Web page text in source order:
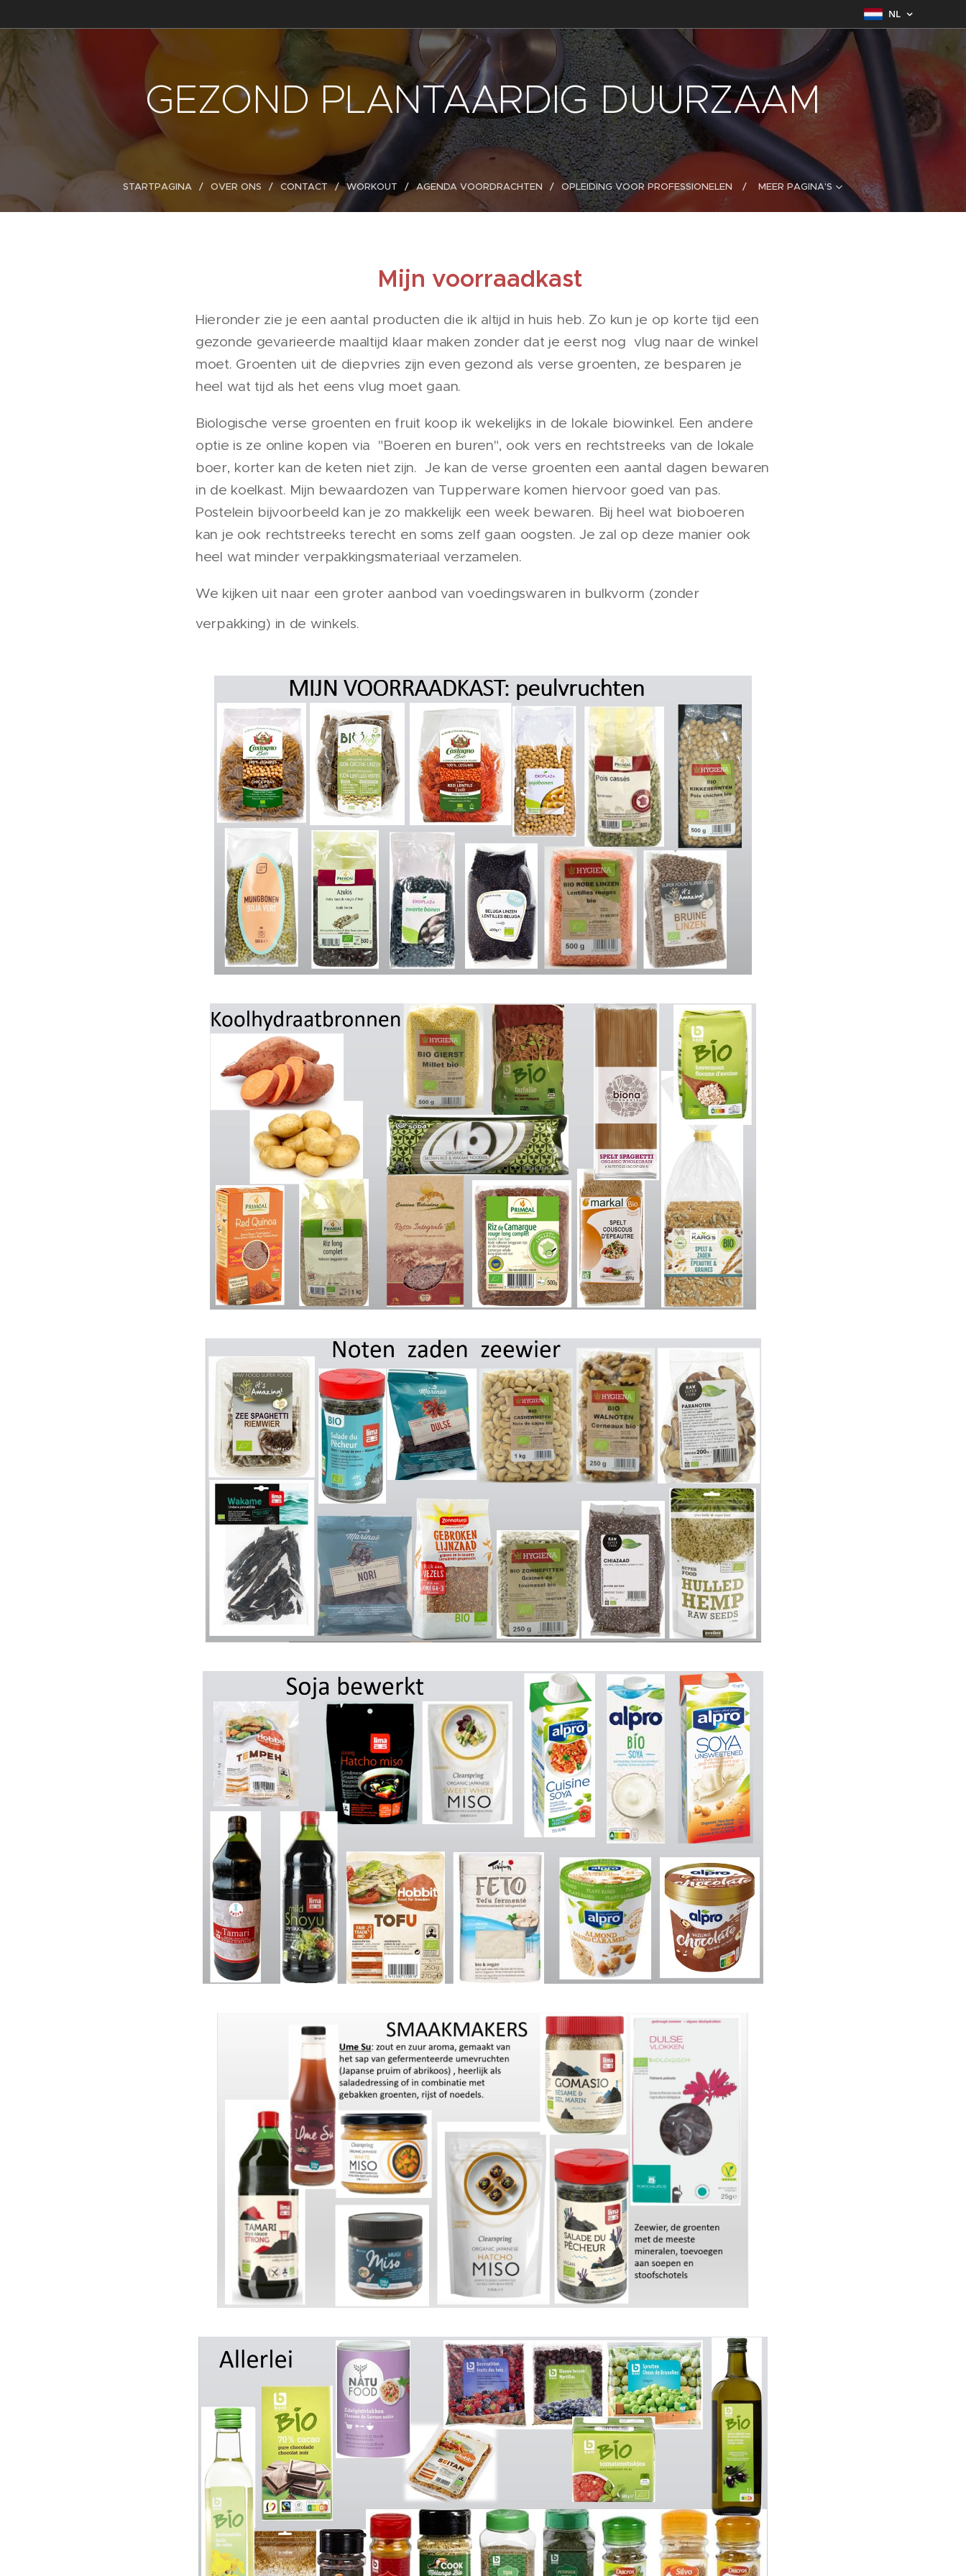
NL
GEZOND PLANTAARDIG DUURZAAM
STARTPAGINA OVER ONS CONTACT WORKOUT AGENDA VOORDRACHTEN OPLEIDING VOOR PROFESSIONELEN MEER PAGINA'S
Mijn voorraadkast
Hieronder zie je een aantal producten die ik altijd in huis heb. Zo kun je op korte tijd een
gezonde gevarieerde maaltijd klaar maken zonder dat je eerst nog vlug naar de winkel
moet. Groenten uit de diepvries zijn even gezond als verse groenten, ze besparen je
heel wat tijd als het eens vlug moet gaan.
Biologische verse groenten en fruit koop ik wekelijks in de lokale biowinkel. Een andere
optie is ze online kopen via "Boeren en buren", ook vers en rechtstreeks van de lokale
boer, korter kan de keten niet zijn. Je kan de verse groenten een aantal dagen bewaren
in de koelkast. Mijn bewaardozen van Tupperware komen hiervoor goed van pas.
Postelein bijvoorbeeld kan je zo makkelijk een week bewaren. Bij heel wat bioboeren
kan je ook rechtstreeks terecht en soms zelf gaan oogsten. Je zal op deze manier ook
heel wat minder verpakkingsmateriaal verzamelen.
We kijken uit naar een groter aanbod van voedingswaren in bulkvorm (zonder
verpakking) in de winkels.